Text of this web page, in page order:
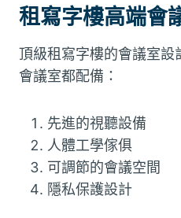
租寫字樓高端會
頂級租寫字樓的會議室設
會議室都配備：
先進的視聽設備
人體工學傢俱
可調節的會議空間
隱私保護設計